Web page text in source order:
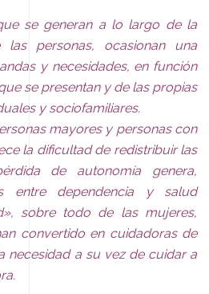
se generan a lo largo de la
personas, ocasionan una
y necesidades, en función
se presentan y de las propias
y sociofamiliares.
mayores y personas con
la dificultad de redistribuir las
de autonomía genera,
entre dependencia y salud
sobre todo de las mujeres,
convertido en cuidadoras de
necesidad a su vez de cuidar a